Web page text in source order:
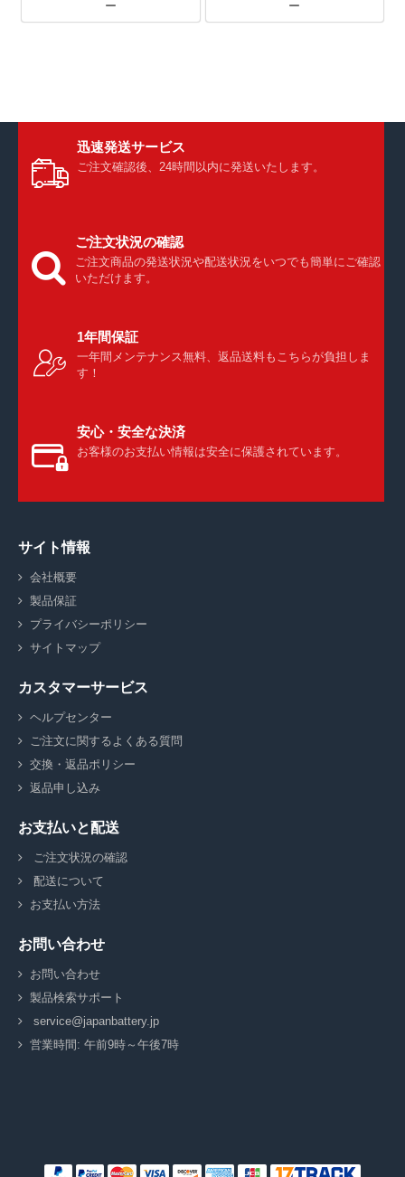
ー
ー
迅速発送サービス
ご注文確認後、24時間以内に発送いたします。
ご注文状況の確認
ご注文商品の発送状況や配送状況をいつでも簡単にご確認
いただけます。
1年間保証
一年間メンテナンス無料、返品送料もこちらが負担しま
す！
安心・安全な決済
お客様のお支払い情報は安全に保護されています。
サイト情報
会社概要
製品保証
プライバシーポリシー
サイトマップ
カスタマーサービス
ヘルプセンター
ご注文に関するよくある質問
交換・返品ポリシー
返品申し込み
お支払いと配送
ご注文状況の確認
配送について
お支払い方法
お問い合わせ
お問い合わせ
製品検索サポート
service@japanbattery.jp
営業時間: 午前9時～午後7時